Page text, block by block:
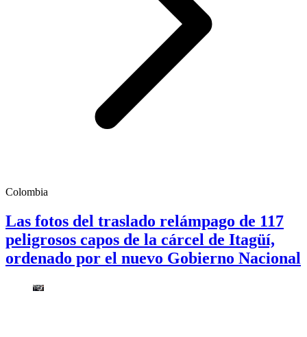
Colombia
Las fotos del traslado relámpago de 117
peligrosos capos de la cárcel de Itagüí,
ordenado por el nuevo Gobierno Nacional